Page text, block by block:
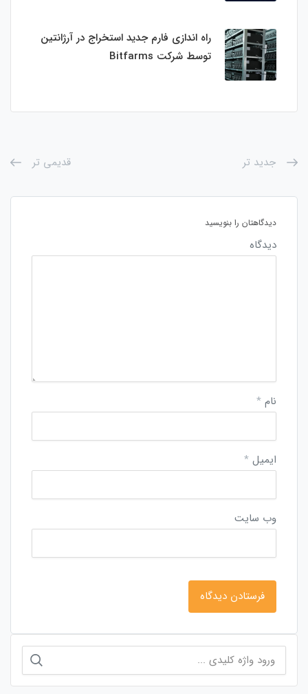
راه اندازی فارم جدید استخراج در آرژانتین
توسط شرکت Bitfarms
جدید تر قدیمی تر
دیدگاهتان را بنویسید
دیدگاه
نام *
ایمیل *
وب‌ سایت
برای: